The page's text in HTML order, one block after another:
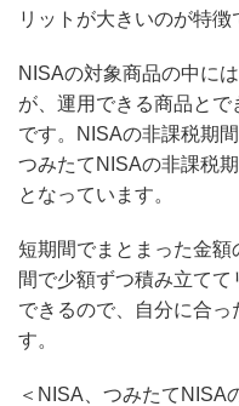
リットが大きいのが特徴
NISAの対象商品の中に
が、運用できる商品と
です。NISAの非課税期
つみたてNISAの非課税
となっています。
短期間でまとまった金額
間で少額ずつ積み立て
できるので、自分に合
す。
＜NISA、つみたてNISA